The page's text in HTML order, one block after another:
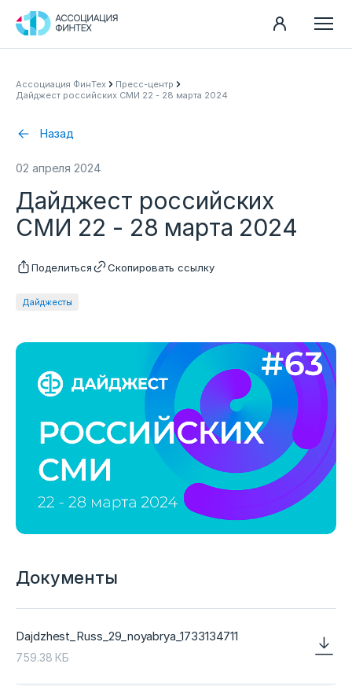
Ассоциация
Пресс-центр
Карьера
Контакты
Документы
Ассоциация ФинТех
Пресс-центр
Дайджест российских СМИ 22 - 28 марта 2024
Назад
02 апреля 2024
Дайджесты
Дайджест российских
СМИ 22 - 28 марта 2024
Поделиться Скопировать ссылку
Документы
Dajdzhest_Russ_29_noyabrya_1733134711
759.38 КБ